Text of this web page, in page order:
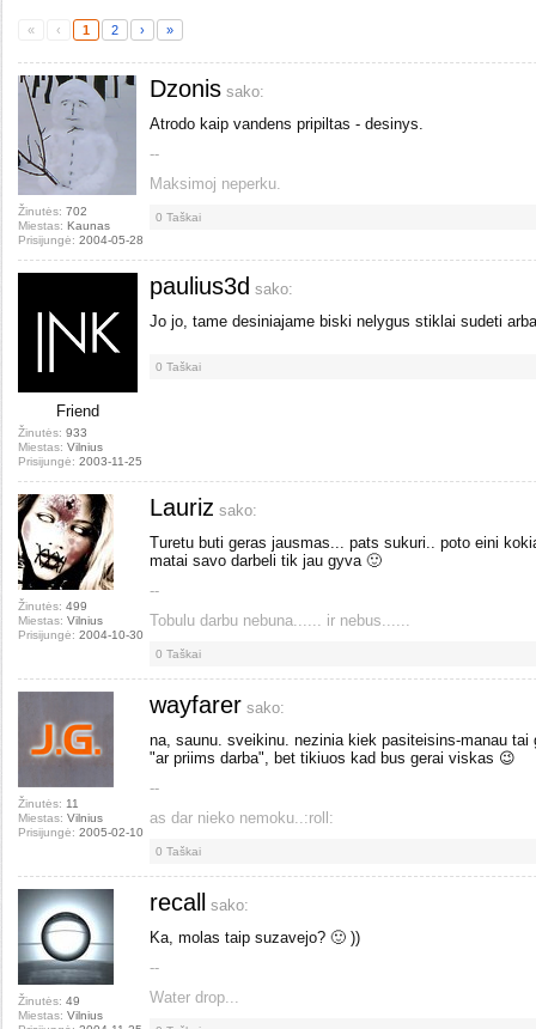
« ‹ 1 2 › »
Žinutės: 702
Miestas: Kaunas
Prisijungė: 2004-05-28
Dzonis sako:
Atrodo kaip vandens pripiltas - desinys.
--
Maksimoj neperku.
0 Taškai
Friend
Žinutės: 933
Miestas: Vilnius
Prisijungė: 2003-11-25
paulius3d sako:
Jo jo, tame desiniajame biski nelygus stiklai sudeti
0 Taškai
Žinutės: 499
Miestas: Vilnius
Prisijungė: 2004-10-30
Lauriz sako:
Turetu buti geras jausmas... pats sukuri.. poto eini
matai savo darbeli tik jau gyva 🙂
--
Tobulu darbu nebuna...... ir nebus......
0 Taškai
Žinutės: 11
Miestas: Vilnius
Prisijungė: 2005-02-10
wayfarer sako:
na, saunu. sveikinu. nezinia kiek pasiteisins-manau
"ar priims darba", bet tikiuos kad bus gerai viskas 😉
--
as dar nieko nemoku..:roll:
0 Taškai
Žinutės: 49
Miestas: Vilnius
recall
sako:
Ka, molas taip suzavejo? 🙂 ))
--
Water drop...